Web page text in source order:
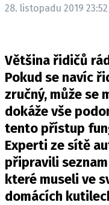
28. listopadu 2019 23:52
Většina řidičů
Pokud se navíc
zručný, může se
dokáže vše
tento přístup
Experti ze sítě
připravili
které museli ve
domácích